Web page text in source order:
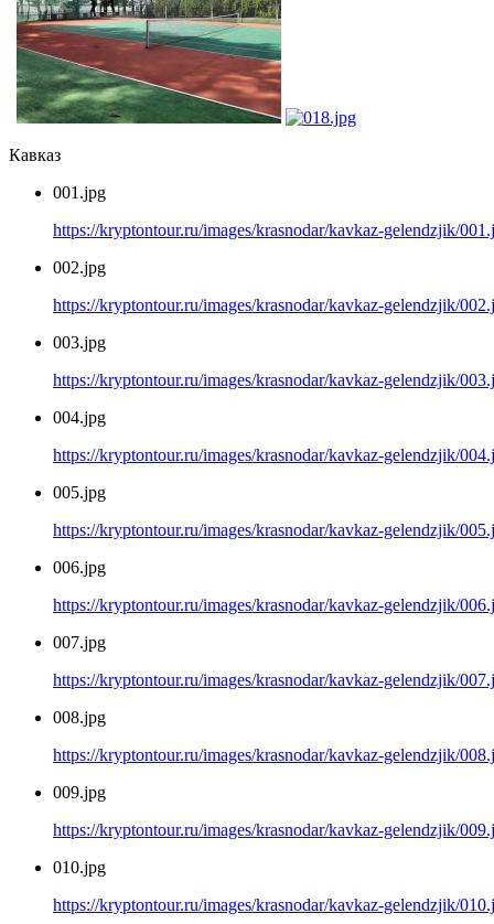
Кавказ
001.jpg
https://kryptontour.ru/images/krasnodar/kavkaz-gelendzjik/
002.jpg
https://kryptontour.ru/images/krasnodar/kavkaz-gelendzjik/
003.jpg
https://kryptontour.ru/images/krasnodar/kavkaz-gelendzjik/
004.jpg
https://kryptontour.ru/images/krasnodar/kavkaz-gelendzjik/
005.jpg
https://kryptontour.ru/images/krasnodar/kavkaz-gelendzjik/
006.jpg
https://kryptontour.ru/images/krasnodar/kavkaz-gelendzjik/
007.jpg
https://kryptontour.ru/images/krasnodar/kavkaz-gelendzjik/
008.jpg
https://kryptontour.ru/images/krasnodar/kavkaz-gelendzjik/
009.jpg
https://kryptontour.ru/images/krasnodar/kavkaz-gelendzjik/
010.jpg
https://kryptontour.ru/images/krasnodar/kavkaz-gelendzjik/